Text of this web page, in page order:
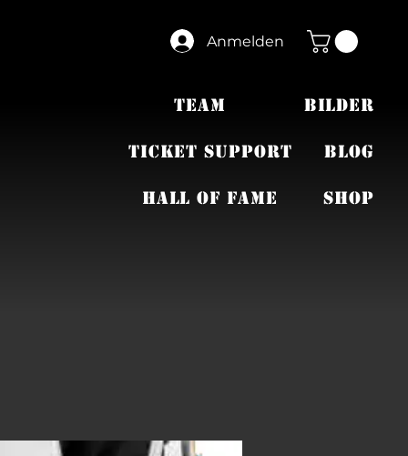
Anmelden
TEAM BILDER
TICKET SUPPORT BLOG
HALL OF FAME SHOP